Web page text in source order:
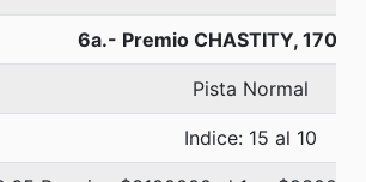
6a.- Premio CHASTITY, 1700
Pista Normal
Indice: 15 al 10